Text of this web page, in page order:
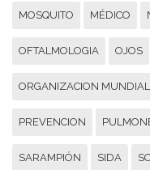
MOSQUITO MÉDICO
OFTALMOLOGIA OJOS
ORGANIZACION
PREVENCION
SARAMPIÓN SIDA